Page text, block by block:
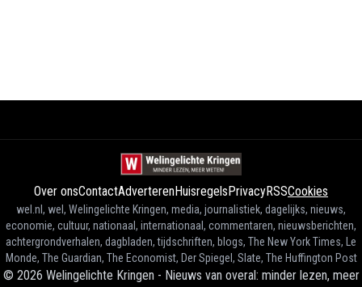
Over onsContactAdverterenHuisregelsPrivacyRSSCookies
wel.nl, wel, Welingelichte Kringen, media, journalistiek, dagelijks, nieuws,
economie, cultuur, nationaal, internationaal, commentaren, nieuwsberichten,
achtergrondverhalen, dagbladen, tijdschriften, blogs, The New York Times, Le
Monde, The Guardian, The Economist, Der Spiegel, Slate, The Huffington Post
© 2026 Welingelichte Kringen - Nieuws van overal: minder lezen, meer